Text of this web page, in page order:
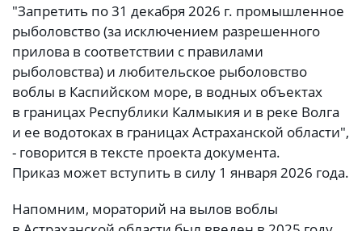
"Запретить по 31 декабря 2026 г. промышленное
рыболовство (за исключением разрешенного
прилова в соответствии с правилами
рыболовства) и любительское рыболовство
воблы в Каспийском море, в водных объектах
в границах Республики Калмыкия и в реке Волга
и ее водотоках в границах Астраханской области",
- говорится в тексте проекта документа.
Приказ может вступить в силу 1 января 2026 года.
Напомним, мораторий на вылов воблы